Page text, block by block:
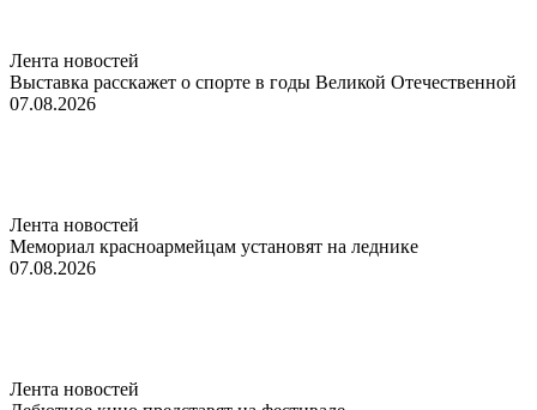
Лента новостей
Выставка расскажет о спорте в годы Великой Отечественной
07.08.2026
Лента новостей
Мемориал красноармейцам установят на леднике
07.08.2026
Лента новостей